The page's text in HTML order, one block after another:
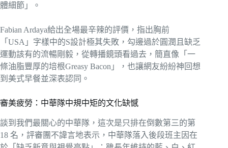
體細節」。
Fabian Ardaya給出全場最辛辣的評價，指出胸前
「USA」字樣中的S設計極其失敗，勾邊過於圓潤且缺乏
運動該有的流暢剛毅，從轉播鏡頭看過去，簡直像「一
條油脂豐厚的培根Greasy Bacon」，也讓網友紛紛神回想
到美式早餐並深表認同。
審美疲勞：中華隊中規中矩的文化缺憾
談到我們最關心的中華隊，這次是只排在倒數第三的第
18 名，評審團不諱言地表示，中華隊落入後段班主因在